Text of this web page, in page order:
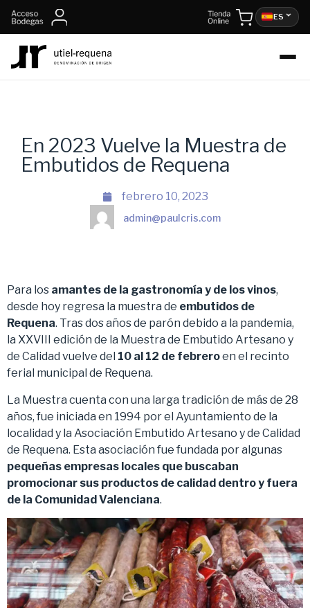
ES
En 2023 Vuelve la Muestra de
Embutidos de Requena
febrero 10, 2023
admin@paulcris.com
Para los amantes de la gastronomía y de los vinos,
desde hoy regresa la muestra de embutidos de
Requena. Tras dos años de parón debido a la pandemia,
la XXVIII edición de la Muestra de Embutido Artesano y
de Calidad vuelve del 10 al 12 de febreroen el recinto
ferial municipal de Requena.
La Muestra cuenta con una larga tradición de más de 28
años, fue iniciada en 1994 por el Ayuntamiento de la
localidad y la Asociación Embutido Artesano y de Calidad
de Requena. Esta asociación fue fundada por algunas
pequeñas empresas locales que buscaban
promocionar sus productos de calidad dentro y fuera
de la Comunidad Valenciana.